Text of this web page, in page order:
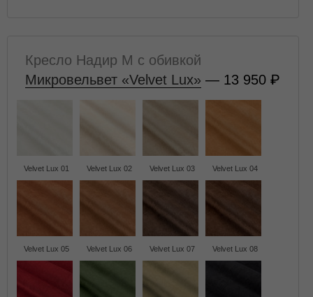
Кресло Надир M с обивкой
Микровельвет «Velvet Lux» — 13 950
Velvet Lux 01 Velvet Lux 02 Velvet Lux 03 Velvet Lux 04
Velvet Lux 05 Velvet Lux 06 Velvet Lux 07 Velvet Lux 08